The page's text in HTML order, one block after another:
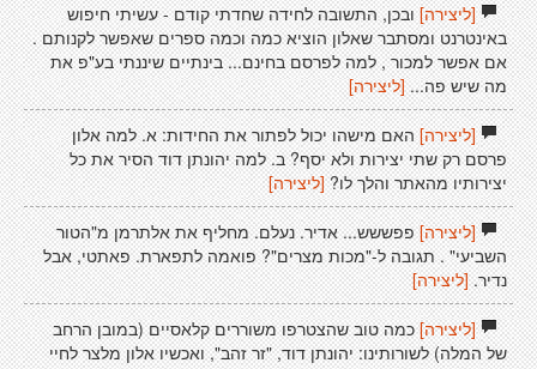
[ליצירה]ובכן, התשובה לחידה שחדתי קודם - עשיתי חיפוש
באינטרנט ומסתבר שאלון הוציא כמה וכמה ספרים שאפשר לקנותם .
אם אפשר למכור , למה לפרסם בחינם... בינתיים שיננתי בע"פ את
מה שיש פה... [ליצירה]
[ליצירה]האם מישהו יכול לפתור את החידות: א. למה אלון
פרסם רק שתי יצירות ולא יסף? ב. למה יהונתן דוד הסיר את כל
יצירותיו מהאתר והלך לו? [ליצירה]
[ליצירה]פפששש... אדיר. נעלם. מחליף את אלתרמן מ"הטור
השביעי" . תגובה ל-"מכות מצרים"? פואמה לתפארת. פאתטי, אבל
נדיר. [ליצירה]
[ליצירה]כמה טוב שהצטרפו משוררים קלאסיים (במובן הרחב
של המלה) לשורותינו: יהונתן דוד, "זר זהב", ואכשיו אלון מלצר לחיי